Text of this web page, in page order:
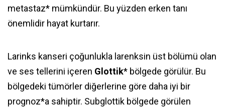
metastaz* mümkündür. Bu yüzden erken tanı
önemlidir hayat kurtarır.
Larinks kanseri çoğunlukla larenksin üst bölümü olan
ve ses tellerini içeren Glottik* bölgede görülür. Bu
bölgedeki tümörler diğerlerine göre daha iyi bir
prognoz*a sahiptir. Subglottik bölgede görülen